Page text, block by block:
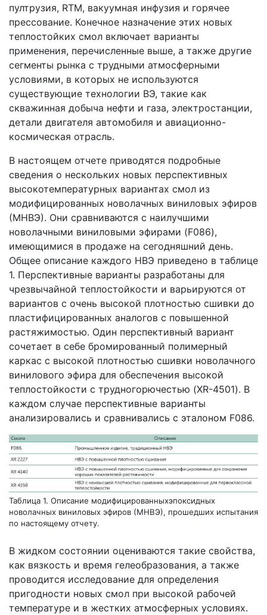
пултрузия, RTM, вакуумная инфузия и горячее
прессование. Конечное назначение этих новых
теплостойких смол включает варианты
применения, перечисленные выше, а также другие
сегменты рынка с трудными атмосферными
условиями, в которых не используются
существующие технологии ВЭ, такие как
скважинная добыча нефти и газа, электростанции,
детали двигателя автомобиля и авиационно-
космическая отрасль.
В настоящем отчете приводятся подробные
сведения о нескольких новых перспективных
высокотемпературных вариантах смол из
модифицированных новолачных виниловых эфиров
(МНВЭ). Они сравниваются с наилучшими
новолачными виниловыми эфирами (F086),
имеющимися в продаже на сегодняшний день.
Общее описание каждого НВЭ приведено в таблице
1. Перспективные варианты разработаны для
чрезвычайной теплостойкости и варьируются от
вариантов с очень высокой плотностью сшивки до
пластифицированных аналогов с повышенной
растяжимостью. Один перспективный вариант
сочетает в себе бромированный полимерный
каркас с высокой плотностью сшивки новолачного
винилового эфира для обеспечения высокой
теплостойкости с трудногорючестью (XR-4501). В
каждом случае перспективные варианты
анализировались и сравнивались с эталоном F086.
Таблица 1. Описание модифицированныхэпоксидных
новолачных виниловых эфиров (МНВЭ), прошедших испытания
по настоящему отчету.
В жидком состоянии оцениваются такие свойства,
как вязкость и время гелеобразования, а также
проводится исследование для определения
пригодности новых смол при высокой рабочей
температуре и в жестких атмосферных условиях.